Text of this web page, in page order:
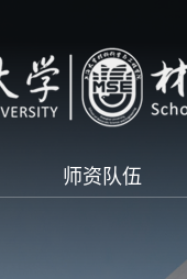
师资队伍